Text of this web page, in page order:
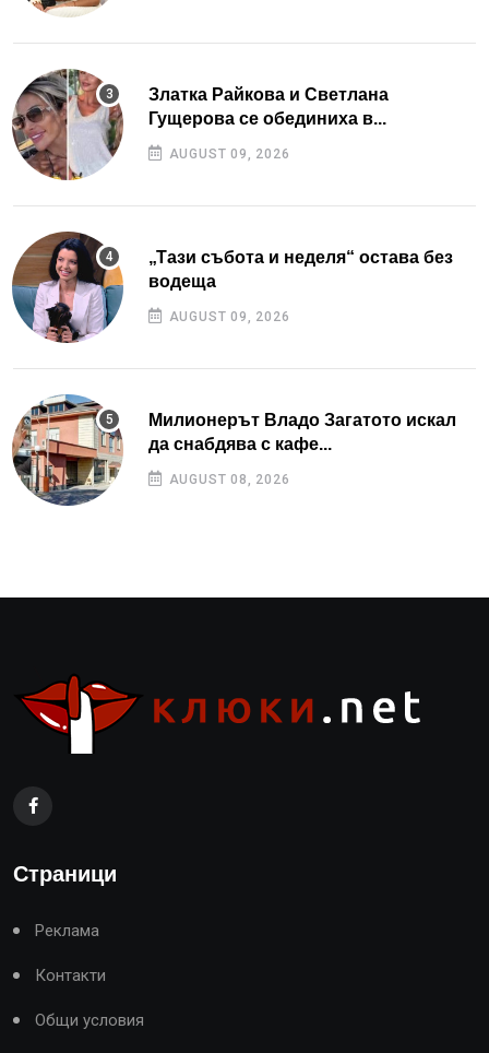
Златка Райкова и Светлана
Гущерова се обединиха в...
AUGUST 09, 2026
„Тази събота и неделя“ остава без
водеща
AUGUST 09, 2026
Милионерът Владо Загатото искал
да снабдява с кафе...
AUGUST 08, 2026
Страници
Реклама
Контакти
Общи условия